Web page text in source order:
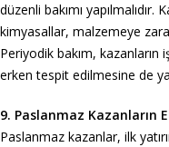
düzenli bakımı yapılmalıdır.
kimyasallar, malzemeye
Periyodik bakım, kazanların
erken tespit edilmesine de
9. Paslanmaz Kazanların
Paslanmaz kazanlar, ilk